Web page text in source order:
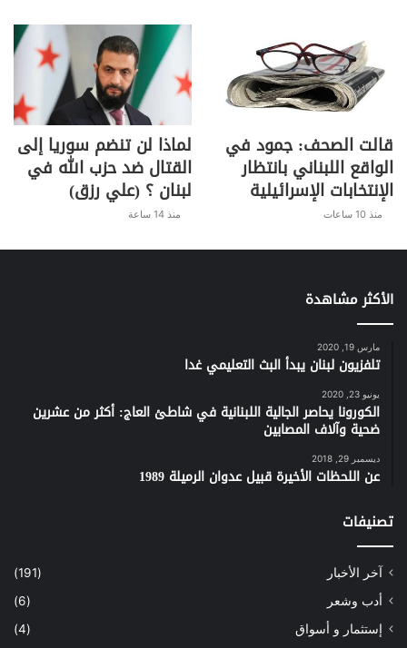
قالت الصحف: جمود في
الواقع اللبناني بانتظار
الإنتخابات الإسرائيلية
منذ 10 ساعات
لماذا لن تنضم سوريا إلى
القتال ضد حزب الله في
لبنان ؟ (علي رزق)
منذ 14 ساعة
الأكثر مشاهدة
مارس 19, 2020
تلفزيون لبنان يبدأ البث التعليمي غدا
يونيو 23, 2020
الكورونا يحاصر الجالية اللبنانية في شاطئ العاج: أكثر من عشرين
ضحية وآلاف المصابين
ديسمبر 29, 2018
عن اللحظات الأخيرة قبيل عدوان الرميلة 1989
تصنيفات
آخر الأخبار
(191)
أدب وشعر
(6)
إستثمار و أسواق
(4)